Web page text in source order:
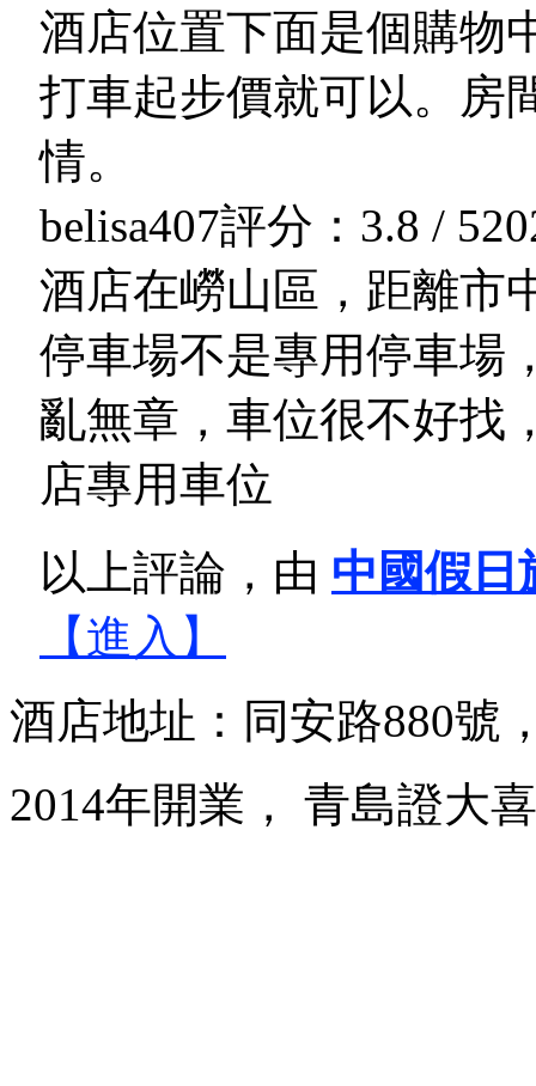
酒店位置下面是個購物
打車起步價就可以。房
情。
belisa407評分：3.8 / 5
酒店在嶗山區，距離市
停車場不是專用停車場
亂無章，車位很不好找
店專用車位
以上評論，由 中國假日
【進入】
酒店地址：同安路880號
2014年開業， 青島證